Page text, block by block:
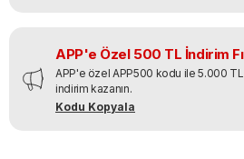
APP'e Özel 500 TL İndirim
APP'e özel APP500 kodu ile 5.000
indirim kazanın.
Kodu Kopyala